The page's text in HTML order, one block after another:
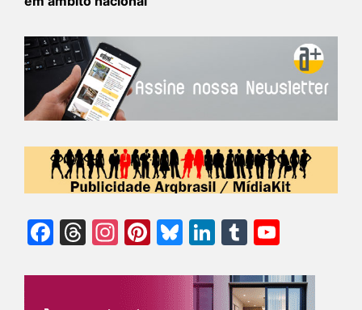
Facebook
Threads
Instagram
Pinterest
Bluesky
LinkedIn
Tumblr